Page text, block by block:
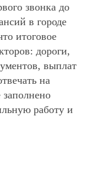
звонка до
в городе
итоговое
дороги,
выплат
на
работу и